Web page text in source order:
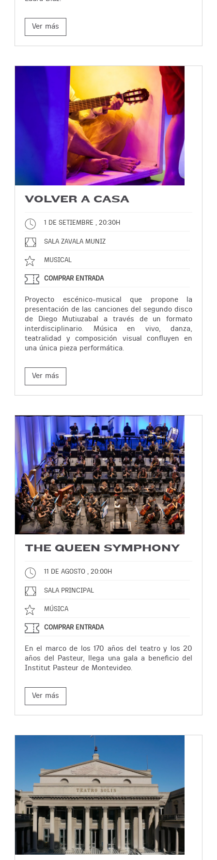
Ver más
VOLVER A CASA
1 DE SETIEMBRE , 20:30H
SALA ZAVALA MUNIZ
MUSICAL
COMPRAR ENTRADA
Proyecto escénico-musical que propone la
presentación de las canciones del segundo disco
de Diego Mutiuzabal a través de un formato
interdisciplinario. Música en vivo, danza,
teatralidad y composición visual confluyen en
una única pieza performática.
Ver más
THE QUEEN SYMPHONY
11 DE AGOSTO , 20:00H
SALA PRINCIPAL
MÚSICA
COMPRAR ENTRADA
En el marco de los 170 años del teatro y los 20
años del Pasteur, llega una gala a beneficio del
Institut Pasteur de Montevideo.
Ver más